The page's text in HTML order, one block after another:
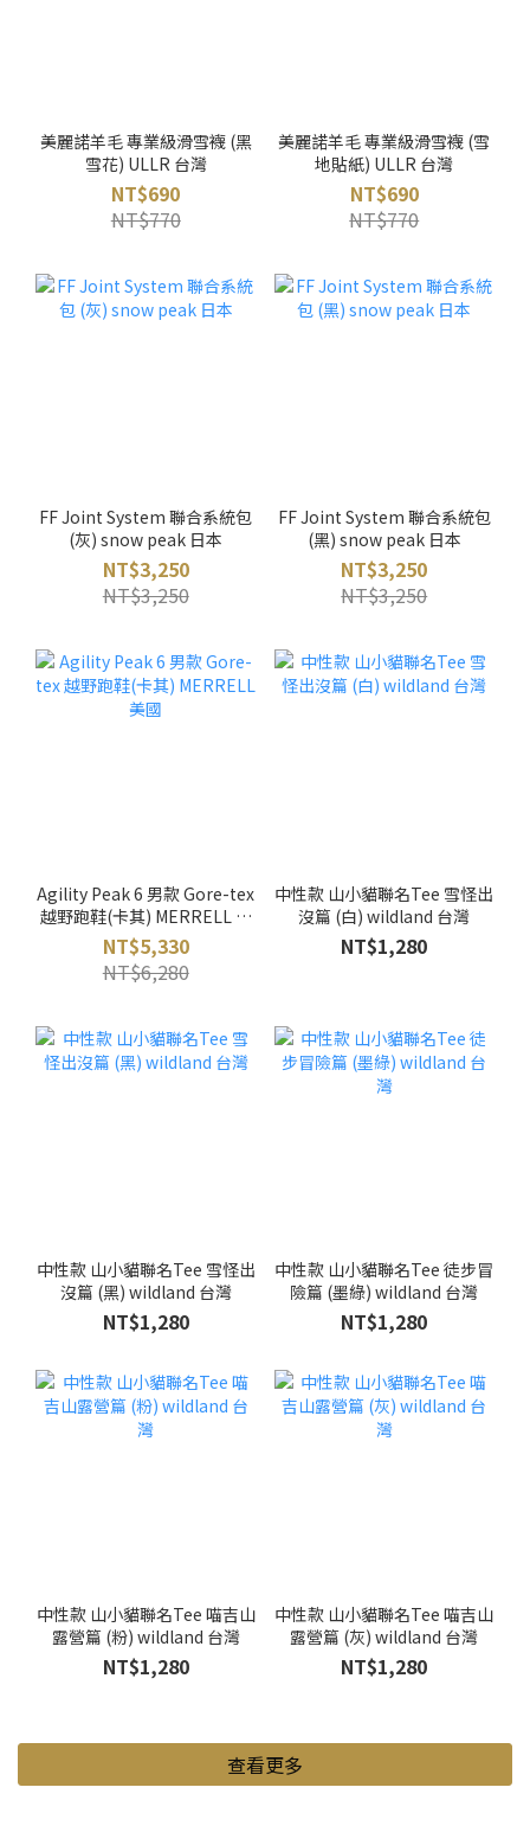
美麗諾羊毛 專業級滑雪襪 (黑
雪花) ULLR 台灣
NT$690
NT$770
美麗諾羊毛 專業級滑雪襪 (雪
地貼紙) ULLR 台灣
NT$690
NT$770
FF Joint System 聯合系統包
(灰) snow peak 日本
NT$3,250
NT$3,250
FF Joint System 聯合系統包
(黑) snow peak 日本
NT$3,250
NT$3,250
Agility Peak 6 男款 Gore-tex
越野跑鞋(卡其) MERRELL 美
國
NT$5,330
NT$6,280
中性款 山小貓聯名Tee 雪怪出
沒篇 (白) wildland 台灣
NT$1,280
中性款 山小貓聯名Tee 雪怪出
沒篇 (黑) wildland 台灣
NT$1,280
中性款 山小貓聯名Tee 徒步冒
險篇 (墨綠) wildland 台灣
NT$1,280
中性款 山小貓聯名Tee 喵吉山
露營篇 (粉) wildland 台灣
NT$1,280
中性款 山小貓聯名Tee 喵吉山
露營篇 (灰) wildland 台灣
NT$1,280
查看更多